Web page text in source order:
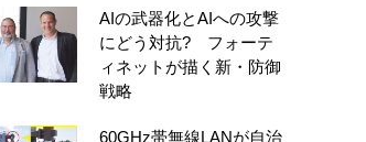
AIの武器化とAIへの攻撃
にどう対抗? フォーテ
ィネットが描く新・防御
戦略
60GHz帯無線LANが自治